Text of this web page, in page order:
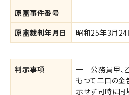
原審事件番号
原審裁判年月日
昭和25年3月24
判示事項
一 公務員甲、
もつて二口の
示せず同時に同